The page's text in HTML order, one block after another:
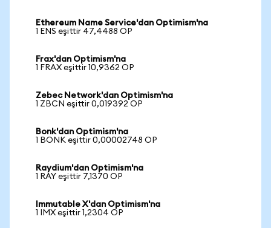
Ethereum Name Service'dan Optimism'na
1 ENS eşittir 47,4488 OP
Frax'dan Optimism'na
1 FRAX eşittir 10,9362 OP
Zebec Network'dan Optimism'na
1 ZBCN eşittir 0,019392 OP
Bonk'dan Optimism'na
1 BONK eşittir 0,00002748 OP
Raydium'dan Optimism'na
1 RAY eşittir 7,1370 OP
Immutable X'dan Optimism'na
1 IMX eşittir 1,2304 OP